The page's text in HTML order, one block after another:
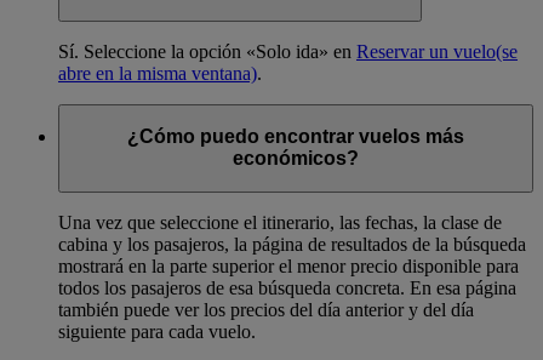
Sí. Seleccione la opción «Solo ida» en Reservar un vuelo(se
abre en la misma ventana).
¿Cómo puedo encontrar vuelos más
económicos?
Una vez que seleccione el itinerario, las fechas, la clase de
cabina y los pasajeros, la página de resultados de la búsqueda
mostrará en la parte superior el menor precio disponible para
todos los pasajeros de esa búsqueda concreta. En esa página
también puede ver los precios del día anterior y del día
siguiente para cada vuelo.